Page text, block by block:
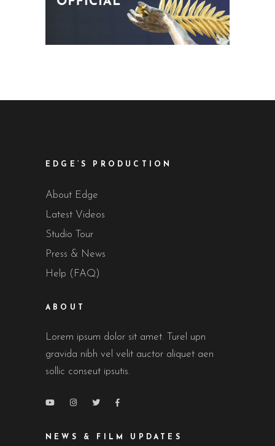
EDGE’S PRODUCTION
About Edge
Latest Videos
Studio Tour
Press & News
Help (FAQ)
ABOUT
Lorem ipsum dolor sit amet. Turel upn
gravida nibh vel velit auctor aliquet aen
sollic conseut ipsutis.
NEWS & FILM UPDATES